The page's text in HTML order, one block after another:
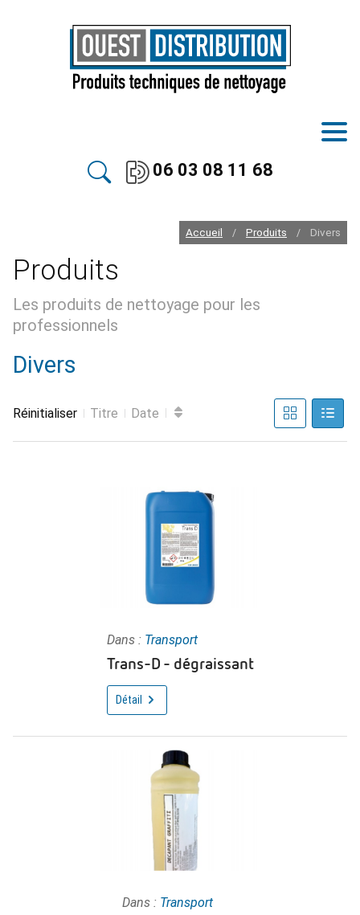
06 03 08 11 68
Accueil / Produits / Divers
Produits
Les produits de nettoyage pour les
professionnels
Divers
Réinitialiser Titre Date
Dans : Transport
Trans-D - dégraissant
Détail
Dans : Transport